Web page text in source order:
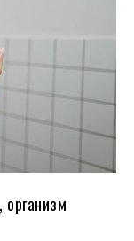
организм